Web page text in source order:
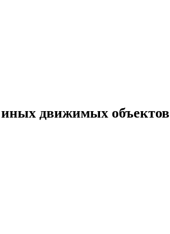
движимых объектов